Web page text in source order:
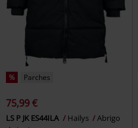
% Parches
75,99 €
LS P JK ES44ILA Hailys
Abrigo